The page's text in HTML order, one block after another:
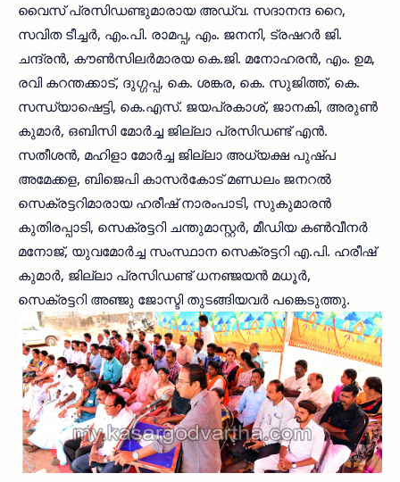
വൈസ് പ്രസിഡണ്ടുമാരായ അഡ്വ. സദാനന്ദ റൈ,
സവിത ടീച്ചര്‍, എം.പി. രാമപ്പ, എം. ജനനി, ട്രഷറര്‍ ജി.
ചന്ദ്രന്‍, കൗണ്‍സിലര്‍മാരയ കെ.ജി. മനോഹരന്‍, എം. ഉമ,
രവി കറന്തക്കാട്, ദുഗ്ഗപ്പ, കെ. ശങ്കര, കെ. സുജിത്ത്, കെ.
സന്ധ്യാഷെട്ടി, കെ.എസ്. ജയപ്രകാശ്, ജാനകി, അരുണ്‍
കുമാര്‍, ഒബിസി മോര്‍ച്ച ജില്ലാ പ്രസിഡണ്ട് എന്‍.
സതീശന്‍, മഹിളാ മോര്‍ച്ച ജില്ലാ അധ്യക്ഷ പുഷ്പ
അമേക്കള, ബിജെപി കാസര്‍കോട് മണ്ഡലം ജനറല്‍
സെക്രട്ടറിമാരായ ഹരീഷ് നാരംപാടി, സുകുമാരന്‍
കുതിരപ്പാടി, സെക്രട്ടറി ചന്തുമാസ്റ്റര്‍, മീഡിയ കണ്‍വീനര്‍
മനോജ്, യുവമോര്‍ച്ച സംസ്ഥാന സെക്രട്ടറി എ.പി. ഹരീഷ്
കുമാര്‍, ജില്ലാ പ്രസിഡണ്ട് ധനഞ്ജയന്‍ മധൂര്‍,
സെക്രട്ടറി അഞ്ജു ജോസ്ടി തുടങ്ങിയവര്‍ പങ്കെടുത്തു.